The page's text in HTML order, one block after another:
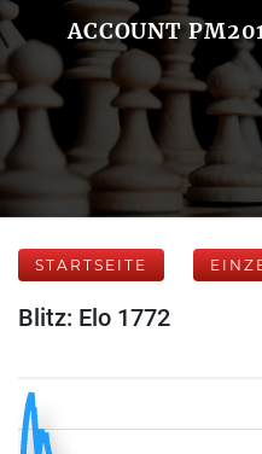
ACCOUNT
STARTSEITE
Blitz: Elo 1772